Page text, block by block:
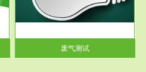
机
要
废气测试